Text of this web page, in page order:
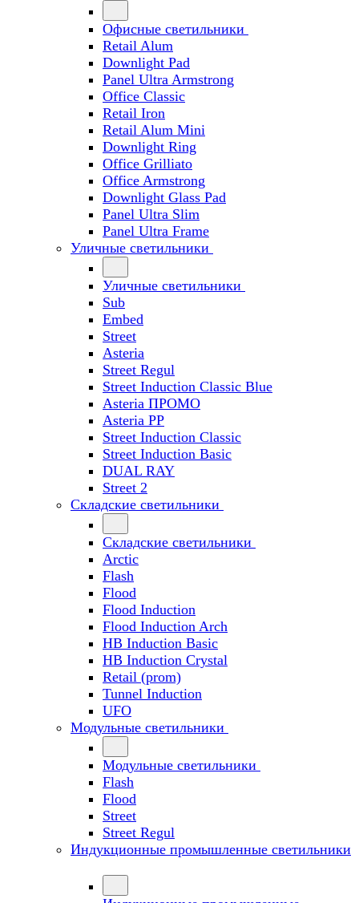
Офисные светильники
Retail Alum
Downlight Pad
Panel Ultra Armstrong
Office Classic
Retail Iron
Retail Alum Mini
Downlight Ring
Office Grilliato
Office Armstrong
Downlight Glass Pad
Panel Ultra Slim
Panel Ultra Frame
Уличные светильники
Уличные светильники
Sub
Embed
Street
Asteria
Street Regul
Street Induction Classic Blue
Asteria ПРОМО
Asteria PP
Street Induction Classic
Street Induction Basic
DUAL RAY
Street 2
Складские светильники
Складские светильники
Arctic
Flash
Flood
Flood Induction
Flood Induction Arch
HB Induction Basic
HB Induction Crystal
Retail (prom)
Tunnel Induction
UFO
Модульные светильники
Модульные светильники
Flash
Flood
Street
Street Regul
Индукционные промышленные светильники